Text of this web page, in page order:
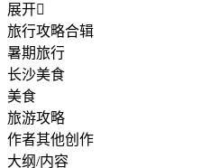
展开
旅行攻略合辑
暑期旅行
长沙美食
美食
旅游攻略
作者其他创作
大纲/内容